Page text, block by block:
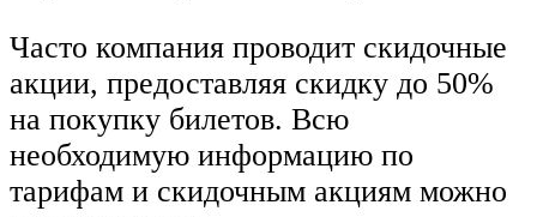
Часто компания проводит скидочные
акции, предоставляя скидку до 50%
на покупку билетов. Всю
необходимую информацию по
тарифам и скидочным акциям можно